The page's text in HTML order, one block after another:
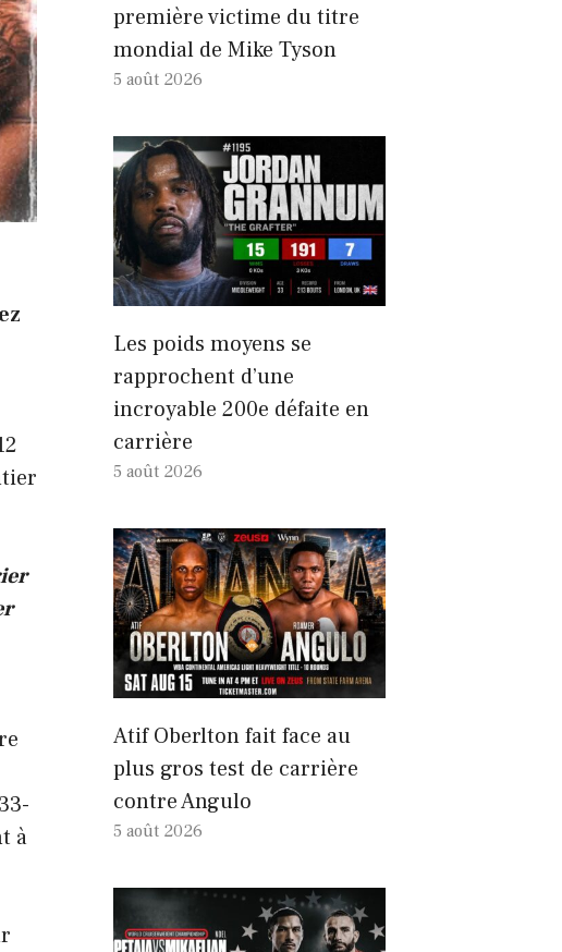
à
première victime du titre
mondial de Mike Tyson
5 août 2026
Les poids moyens se
rapprochent d’une
incroyable 200e défaite en
carrière
5 août 2026
Atif Oberlton fait face au
plus gros test de carrière
contre Angulo
5 août 2026